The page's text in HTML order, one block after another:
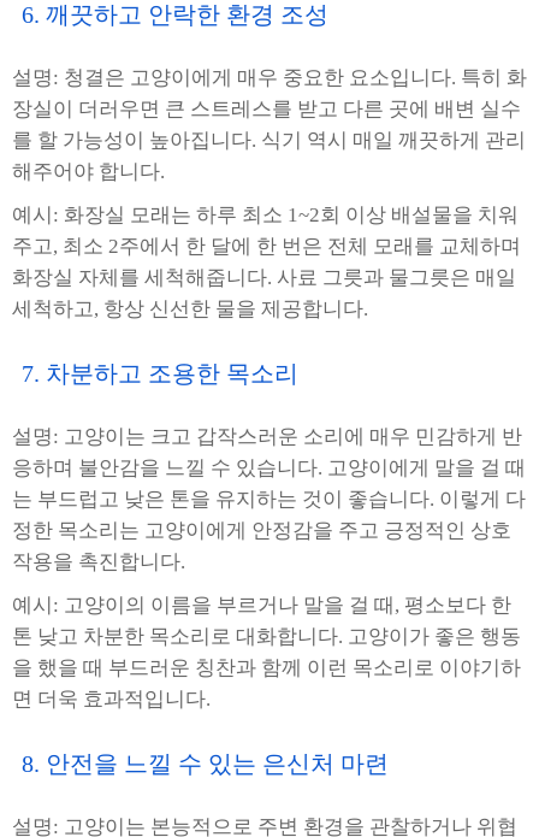
6. 깨끗하고 안락한 환경 조성
설명: 청결은 고양이에게 매우 중요한 요소입니다. 특히 화
장실이 더러우면 큰 스트레스를 받고 다른 곳에 배변 실수
를 할 가능성이 높아집니다. 식기 역시 매일 깨끗하게 관리
해주어야 합니다.
예시: 화장실 모래는 하루 최소 1~2회 이상 배설물을 치워
주고, 최소 2주에서 한 달에 한 번은 전체 모래를 교체하며
화장실 자체를 세척해줍니다. 사료 그릇과 물그릇은 매일
세척하고, 항상 신선한 물을 제공합니다.
7. 차분하고 조용한 목소리
설명: 고양이는 크고 갑작스러운 소리에 매우 민감하게 반
응하며 불안감을 느낄 수 있습니다. 고양이에게 말을 걸 때
는 부드럽고 낮은 톤을 유지하는 것이 좋습니다. 이렇게 다
정한 목소리는 고양이에게 안정감을 주고 긍정적인 상호
작용을 촉진합니다.
예시: 고양이의 이름을 부르거나 말을 걸 때, 평소보다 한
톤 낮고 차분한 목소리로 대화합니다. 고양이가 좋은 행동
을 했을 때 부드러운 칭찬과 함께 이런 목소리로 이야기하
면 더욱 효과적입니다.
8. 안전을 느낄 수 있는 은신처 마련
설명: 고양이는 본능적으로 주변 환경을 관찰하거나 위협